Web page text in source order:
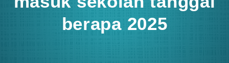
berapa 2025